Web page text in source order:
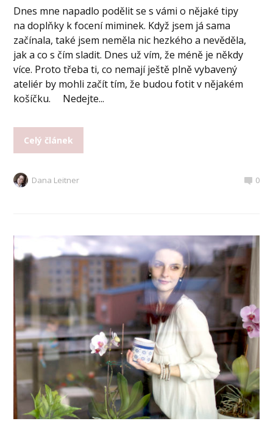
Dnes mne napadlo podělit se s vámi o nějaké tipy
na doplňky k focení miminek. Když jsem já sama
začínala, také jsem neměla nic hezkého a nevěděla,
jak a co s čím sladit. Dnes už vím, že méně je někdy
více. Proto třeba ti, co nemají ještě plně vybavený
ateliér by mohli začít tím, že budou fotit v nějakém
košíčku. Nedejte...
Celý článek
Dana Leitner 0